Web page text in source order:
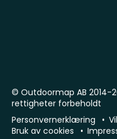
© Outdoormap AB 2014-
rettigheter forbeholdt
Personvernerklæring
Bruk av cookies